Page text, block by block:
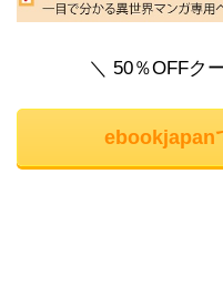
＼ 50％OFFク
ebookjapan